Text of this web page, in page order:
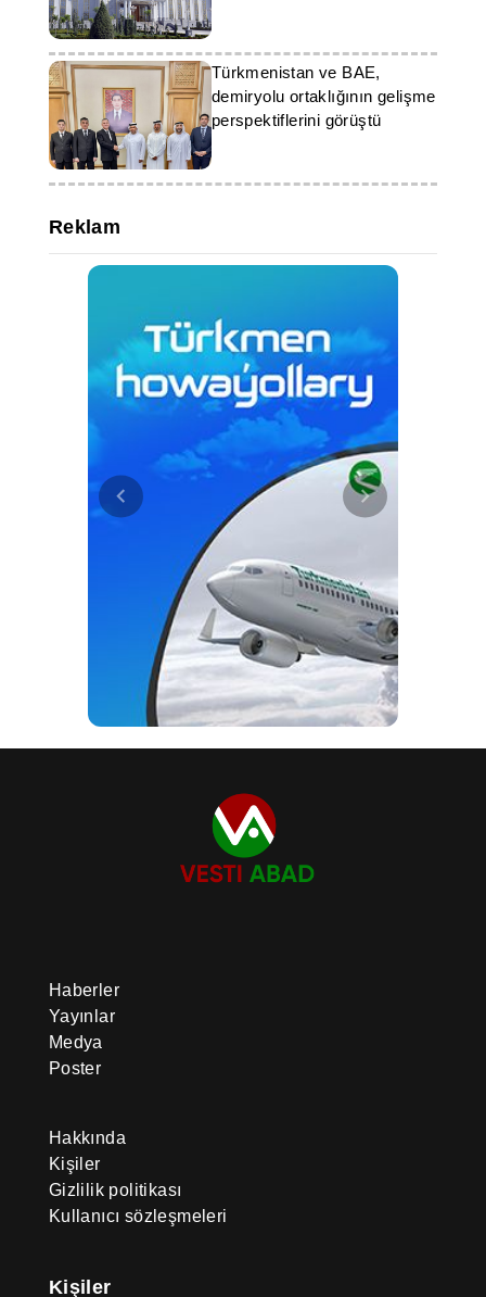
Türkmenistan ve BAE,
demiryolu ortaklığının gelişme
perspektiflerini görüştü
Reklam
Haberler
Yayınlar
Medya
Poster
Hakkında
Kişiler
Gizlilik politikası
Kullanıcı sözleşmeleri
Kişiler